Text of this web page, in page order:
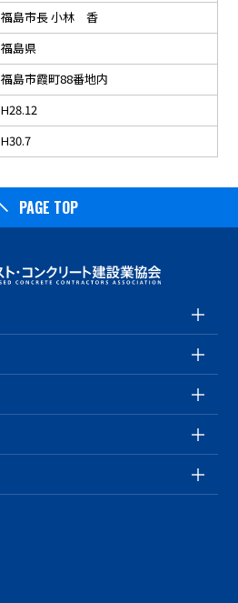
福島市長 小林 香
福島県
福島市霞町88番地内
H28.12
H30.7
PAGE TOP